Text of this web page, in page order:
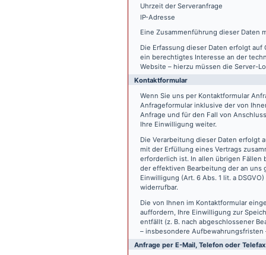
Uhrzeit der Serveranfrage
IP-Adresse
Eine Zusammenführung dieser Daten
Die Erfassung dieser Daten erfolgt auf
ein berechtigtes Interesse an der
Website – hierzu müssen die Server-
Kontaktformular
Wenn Sie uns per Kontaktformular
Anfrageformular inklusive der von
Anfrage und für den Fall von
Ihre Einwilligung weiter.
Die Verarbeitung dieser Daten erfolgt
mit der Erfüllung eines Vertrags
erforderlich ist. In allen übrigen Fällen
der effektiven Bearbeitung der an uns
Einwilligung (Art. 6 Abs. 1 lit. a
widerrufbar.
Die von Ihnen im Kontaktformular
auffordern, Ihre Einwilligung zur
entfällt (z. B. nach abgeschlossener
– insbesondere
Anfrage per E-Mail, Telefon oder Telefax